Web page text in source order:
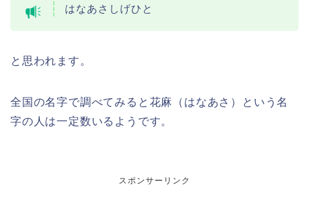
はなあさしげひと
と思われます。
全国の名字で調べてみると花麻（はなあさ）という名
字の人は一定数いるようです。
スポンサーリンク